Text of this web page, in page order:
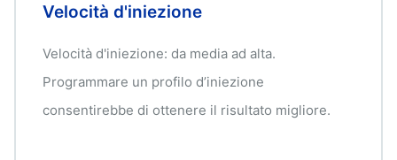
Velocità d'iniezione
Velocità d'iniezione: da media ad alta.
Programmare un profilo d’iniezione
consentirebbe di ottenere il risultato migliore.